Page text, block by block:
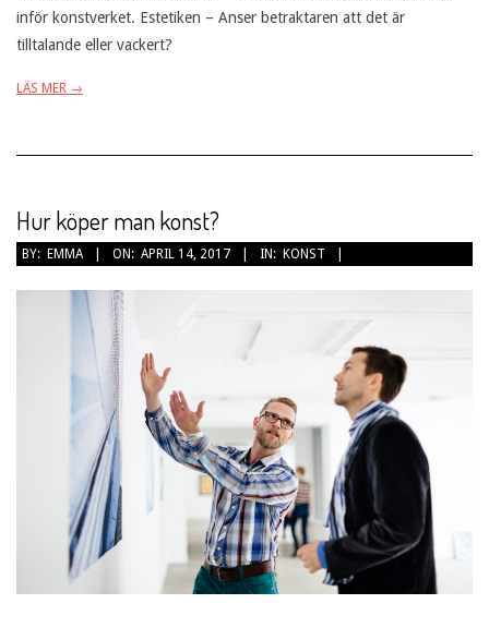
inför konstverket. Estetiken – Anser betraktaren att det är
tilltalande eller vackert?
LÄS MER →
Hur köper man konst?
2017-
BY: EMMA ON: APRIL 14, 2017 IN: KONST